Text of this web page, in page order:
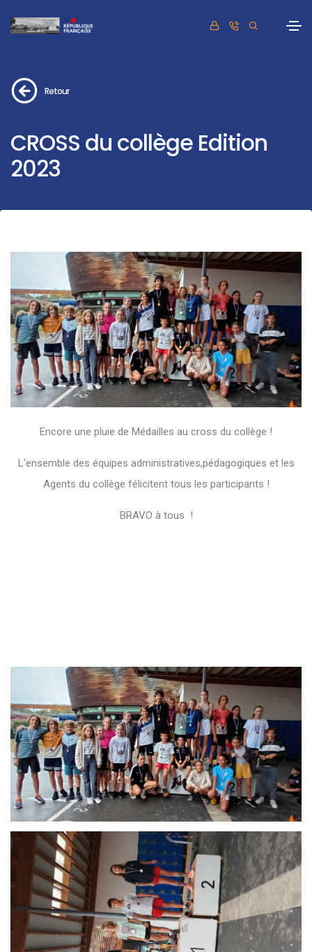
Retour
CROSS du collège Edition
2023
Encore une pluie de Médailles au cross du collège !
L'ensemble des équipes administratives,pédagogiques et les
Agents du collège félicitent tous les participants !
BRAVO à tous !